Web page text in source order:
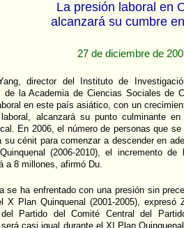
La presión laboral en
alcanzará su cumbre
27 de diciembre de
director del Instituto de
de la Academia de Ciencias Sociales de
en este país asiático, con un
alcanzará su punto culminante
En 2006, el número de personas que
su cénit para comenzar a descender en
(2006-2010), el incremento de
a 8 millones, afirmó Du.
se ha enfrentado con una presión sin
X Plan Quinquenal (2001-2005), expresó
Partido del Comité Central del
casi igual durante el XI Plan